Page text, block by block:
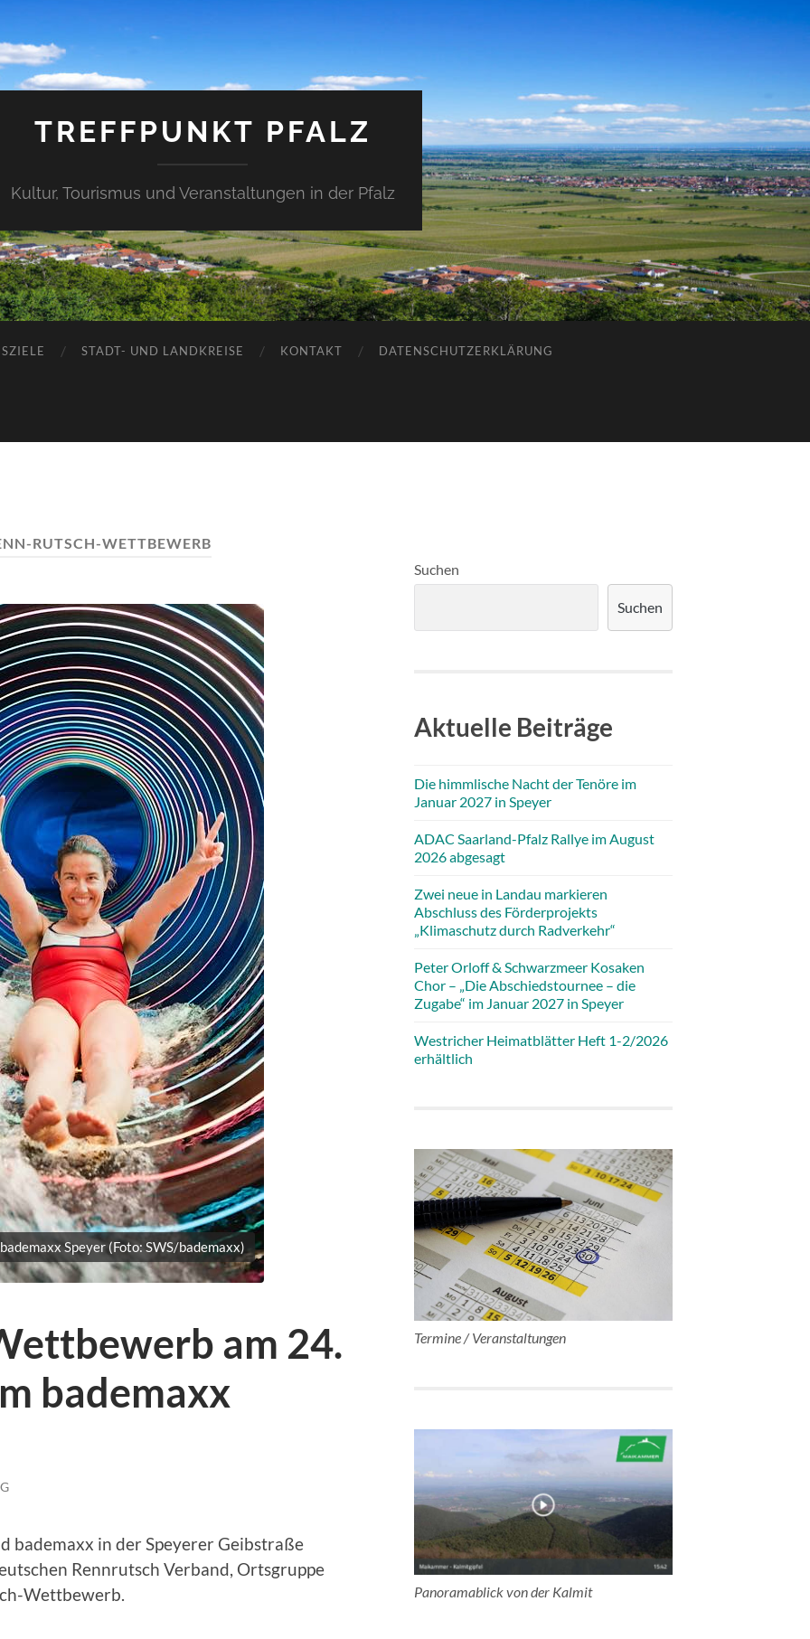
TREFFPUNKT PFALZ
Kultur, Tourismus und Veranstaltungen in der Pfalz
STADT- UND LANDKREISE KONTAKT DATENSCHUTZERKLÄRUNG
RUTSCH-WETTBEWERB
Speyer (Foto: SWS/bademaxx)
am 24.
bademaxx
bademaxx in der Speyerer Geibstraße
Rennrutsch Verband, Ortsgruppe
Wettbewerb.
Suchen
Suchen
Aktuelle Beiträge
Die himmlische Nacht der Tenöre im
Januar 2027 in Speyer
ADAC Saarland-Pfalz Rallye im August
2026 abgesagt
Zwei neue in Landau markieren
Abschluss des Förderprojekts
„Klimaschutz durch Radverkehr“
Peter Orloff & Schwarzmeer Kosaken
Chor – „Die Abschiedstournee – die
Zugabe“ im Januar 2027 in Speyer
Westricher Heimatblätter Heft 1-2/2026
erhältlich
Termine / Veranstaltungen
Panoramablick von der Kalmit